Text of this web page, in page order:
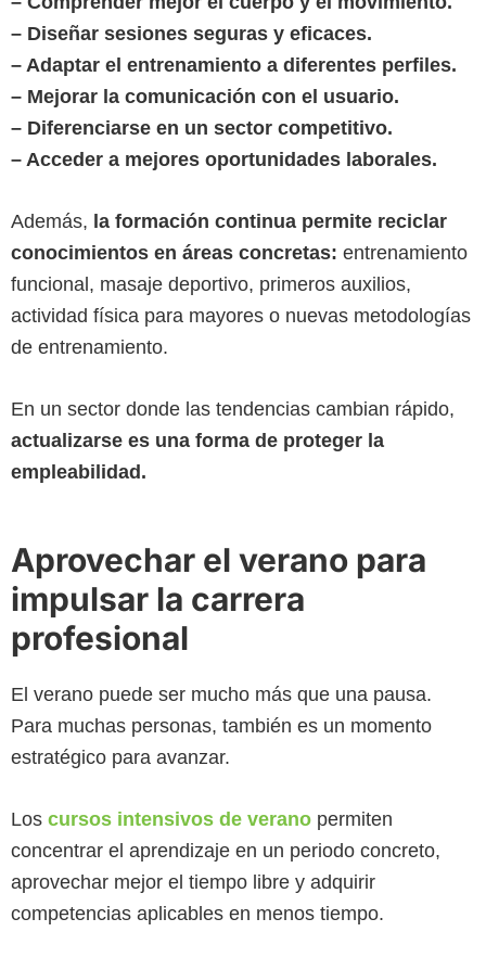
– Diseñar sesiones seguras y eficaces.
– Adaptar el entrenamiento a diferentes perfiles.
– Mejorar la comunicación con el usuario.
– Diferenciarse en un sector competitivo.
– Acceder a mejores oportunidades laborales.
Además, la formación continua permite reciclar
conocimientos en áreas concretas: entrenamiento
funcional, masaje deportivo, primeros auxilios,
actividad física para mayores o nuevas metodologías
de entrenamiento.
En un sector donde las tendencias cambian rápido,
actualizarse es una forma de proteger la
empleabilidad.
Aprovechar el verano para
impulsar la carrera
profesional
El verano puede ser mucho más que una pausa.
Para muchas personas, también es un momento
estratégico para avanzar.
Los cursos intensivos de verano permiten
concentrar el aprendizaje en un periodo concreto,
aprovechar mejor el tiempo libre y adquirir
competencias aplicables en menos tiempo.